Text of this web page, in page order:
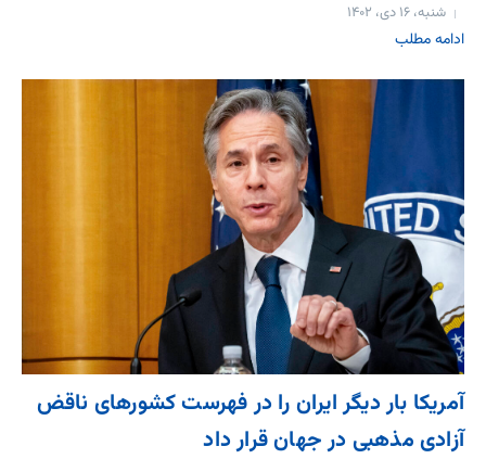
شنبه، ۱۶ دی، ۱۴۰۲
ادامه مطلب
آمریکا بار دیگر ایران را در فهرست کشورهای ناقض
آزادی مذهبی در جهان قرار داد